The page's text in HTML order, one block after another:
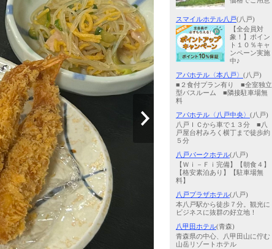
スマイルホテル八戸(八戸)
【全会員対
象！】ポイン
ト１０％キャ
ンペーン実施
中♪
アパホテル〈本八戸〉 (八戸)
■２食付プラン有り ■全室独立
型バスルーム ■隣接駐車場無
料
アパホテル〈八戸中央〉 (八戸)
八戸ＩＣから車で１３分 ■八
戸屋台村みろく横丁まで徒歩約
５分
八戸パークホテル(八戸)
【Ｗｉ－Ｆｉ完備】【朝食４】
【格安素泊あり】【駐車場無
料】
八戸プラザホテル(八戸)
本八戸駅から徒歩７分。観光に
ビジネスに抜群の好立地！
八甲田ホテル(青森)
青森県の中心、八甲田山に佇む
山岳リゾートホテル